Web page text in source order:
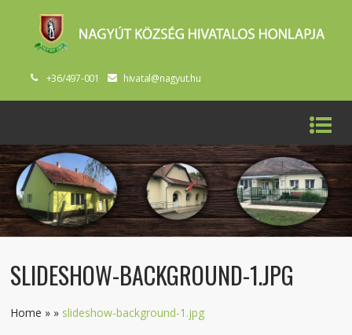
+36/497-001 hivatal@nagyut.hu
SLIDESHOW-BACKGROUND-1.JPG
Home » » slideshow-background-1.jpg